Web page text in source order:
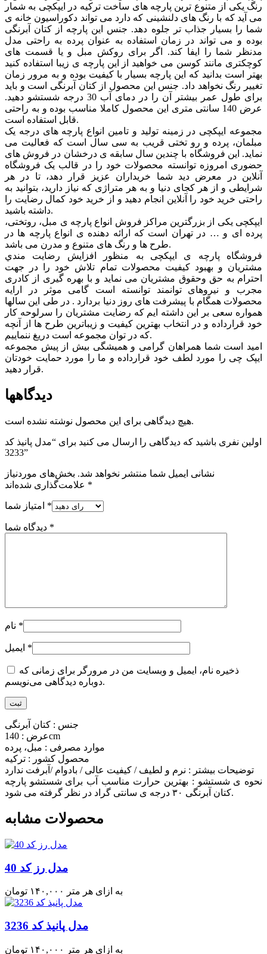
رنگ یکی از متنوع ترین پارچه های ساخت ترکیه در ایپکچی به شمار
می آید که با رنگ های دلنشینی که دارد می تواند دکوراسیون خانه ی
شما را بسیار جذاب تر جلوه دهد. جنس این پارچه از کتان آبرنگی
بوده و می تواند در زمان استفاده به عنوان پرده به راحتی مدل
مدنظر شما را ایفا کند. اگر برای روکش مبل و یا قسمت های
کوچکتری مانند کوسن می خواهید از این پارچه ی زیبا استفاده کنید
بهتر است بدانید که این پارچه بسیار با کیفیت بوده و به مرور زمان
تغییر رنگ نخواهد داد. جنس این محصول از کتان آبرنگی است و باید
برای طول عمر بیشتر آن را در دمای آب 30 درجه شستشو دهید.
عرض 140 سانتی متری این محصول کاملا مناسب بوده و به راحتی
قابل استفاده است.
مجموعه ایپکچی در زمینه تولید و تامین انواع پارچه های درجه یک
مبلمان، پرده و رو تختی قریب به سی سال است که فعالیت می
نماید. این فروشگاه با چندین سال سابقه ی درخشان در فروش های
حضوری امروزه توانسته محصولات خود را در قالب یک فروشگاه
آنلاین در معرض دید شما خریداران عزیز قرار دهد، تا در هر
شرایطی و از هر کجای دنیا و به هر متراژی که نیاز دارید، بتوانید به
راحتی خرید خود را آنلاین انجام دهید و از خرید خود کمال رضایت را
داشته باشید.
ایپکچی یکی از بزرگترین مراکز فروش انواع پارچه ی مبل، روتختی،
پرده ای و … در تهران است که ارائه دهنده ی انواع پارچه ها در
طرح ها و رنگ های متنوع و مدرن می باشد.
فروشگاه پارچه ی ایپکچی به منظور افزايش رضايت مندي
مشتريان و بهبود کيفيت محصولات تمام تلاش خود را در جهت
احترام به حق وحقوق مشتريان می نماید و با بهره گیری از کادری
مجرب و نیروهای توانمند توانسته است گامی موثر در ارايه
محصولات همگام با پیشرفت های روز دنیا بردارد . در طی این سالها
همواره سعی بر این داشته ایم که رضایت مشتریان را سرلوحه کار
خود قرارداده و در انتخاب بهترین کیفیت و زیباترین طرح ها از آنچه
که در توان مجموعه است دریغ ننماییم.
امید است شما همراهان گرامی و همیشگی بیش از پیش مجموعه
ایپک چی را مورد لطف خود قرارداده و ما را مورد حمایت خودتان
قرار دهید.
دیدگاهها
هیچ دیدگاهی برای این محصول نوشته نشده است.
اولین نفری باشید که دیدگاهی را ارسال می کنید برای “مدل پانیذ کد
3233”
نشانی ایمیل شما منتشر نخواهد شد. بخش‌های موردنیاز
*
*
*
*
*
ذخیره نام، ایمیل و وبسایت من در مرورگر برای زمانی که
دوباره دیدگاهی می‌نویسم.
جنس : کتان آبرنگی
عرض : 140cm
موارد مصرفی : مبل، پرده
محصول کشور : ترکیه
توضیحات بیشتر : نرم و لطیف / کیفیت عالی / بادوام /آبرفت ندارد
نحوه ی شستشو : بهترین حرارت مناسب آب برای شستشو پارچه
کتان آبرنگی ۳۰ درجه ی سانتی گراد در نظر گرفته می شود.
محصولات مشابه
مدل رز کد 40
۱۴۰,۰۰۰ تومان به ازای هر متر
مدل پانیذ کد 3236
۱۴۰,۰۰۰ تومان به ازای هر متر